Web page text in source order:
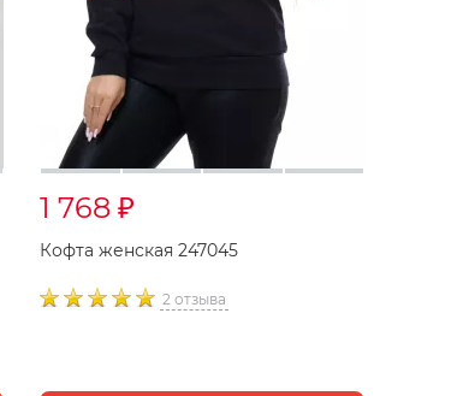
1 768 ₽
Кофта женская 247045
2 отзыва